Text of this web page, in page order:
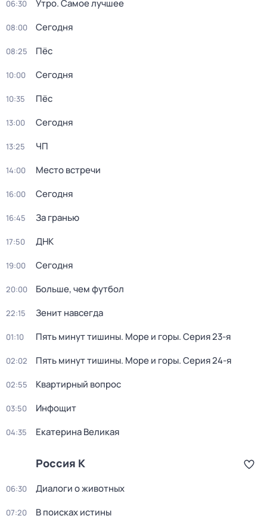
06:30 Утро. Самое лучшее
08:00 Сегодня
08:25 Пёс
10:00 Сегодня
10:35 Пёс
13:00 Сегодня
13:25 ЧП
14:00 Место встречи
16:00 Сегодня
16:45 За гранью
17:50 ДНК
19:00 Сегодня
20:00 Больше, чем футбол
22:15 Зенит навсегда
01:10 Пять минут тишины. Море и горы. Серия 23-я
02:02 Пять минут тишины. Море и горы. Серия 24-я
02:55 Квартирный вопрос
03:50 Инфощит
04:35 Екатерина Великая
Россия К
06:30 Диалоги о животных
07:20 В поисках истины